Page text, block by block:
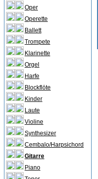
Oper
Operette
Ballett
Trompete
Klarinette
Orgel
Harfe
Blockflöte
Kinder
Laute
Violine
Synthesizer
Cembalo/Harpsichord
Gitarre
Piano